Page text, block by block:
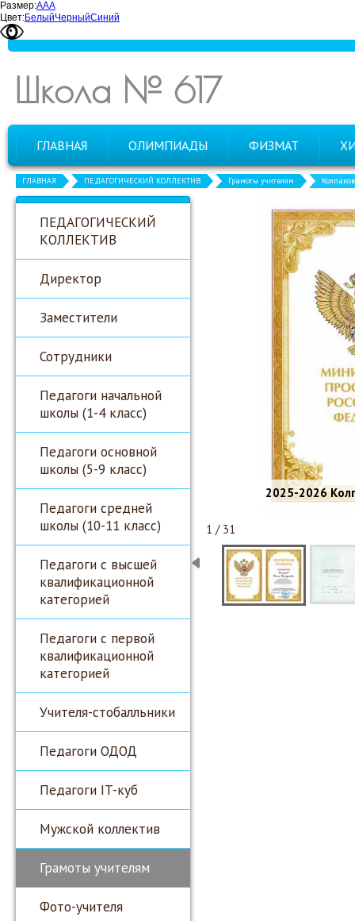
Размер:ААА
Цвет:БелыйЧерныйСиний
Школа № 617
ГЛАВНАЯ ОЛИМПИАДЫ ФИЗМАТ
ГЛАВНАЯ ПЕДАГОГИЧЕСКИЙ КОЛЛЕКТИВ Грамоты учителям
ПЕДАГОГИЧЕСКИЙ
КОЛЛЕКТИВ
Директор
Заместители
Сотрудники
Педагоги начальной
школы (1-4 класс)
Педагоги основной
школы (5-9 класс)
Педагоги средней
школы (10-11 класс)
Педагоги с высшей
квалификационной
категорией
Педагоги с первой
квалификационной
категорией
Учителя-стобалльники
Педагоги ОДОД
Педагоги IT-куб
Мужской коллектив
Грамоты учителям
Фото-учителя
2025-2026
1 / 31